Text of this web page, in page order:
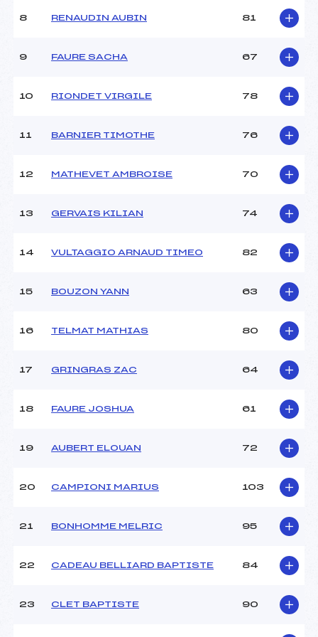
Ouvreurs C :
STANCHINA (DA)
12:35
MIDOL (MB)
Ouvreurs B :
GOSSEINE (DA)
Ouvreurs D :
Température arrivée :
U18->Mas
8 RENAUDIN AUBIN 81
9 FAURE SACHA 67
10 RIONDET VIRGILE 78
11 BARNIER TIMOTHE 76
12 MATHEVET AMBROISE 70
13 GERVAIS KILIAN 74
14 VULTAGGIO ARNAUD TIMEO 82
15 BOUZON YANN 63
16 TELMAT MATHIAS 80
17 GRINGRAS ZAC 64
18 FAURE JOSHUA 61
19 AUBERT ELOUAN 72
20 CAMPIONI MARIUS 103
21 BONHOMME MELRIC 95
22 CADEAU BELLIARD BAPTISTE 84
23 CLET BAPTISTE 90